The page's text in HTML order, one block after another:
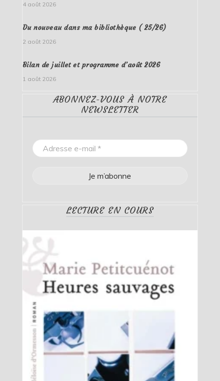
4 août 2026
Du nouveau dans ma bibliothèque ( 25/26)
2 août 2026
Bilan de juillet et programme d’août 2026
1 août 2026
ABONNEZ-VOUS À NOTRE
NEWSLETTER
LECTURE EN COURS